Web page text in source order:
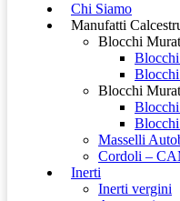
Chi Siamo
Manufatti
Blocchi
Blocchi
Masselli
Cordoli –
Inerti
Inerti vergini